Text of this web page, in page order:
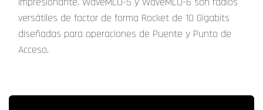
versátiles de factor de forma Rocket de 10 Gigabits
diseñadas para operaciones de Puente y Punto de
Acceso.